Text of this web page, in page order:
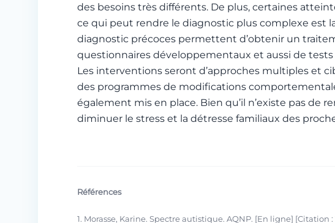
des besoins très différents. De plus, certaines
ce qui peut rendre le diagnostic plus complexe est
diagnostic précoces permettent d’obtenir un
questionnaires développementaux et aussi de
Les interventions seront d’approches multiples et
des programmes de modifications
également mis en place. Bien qu’il n’existe pas de
diminuer le stress et la détresse familiaux des
Références
1. Morasse, Karine. Spectre autistique. AQNP. [En ligne]